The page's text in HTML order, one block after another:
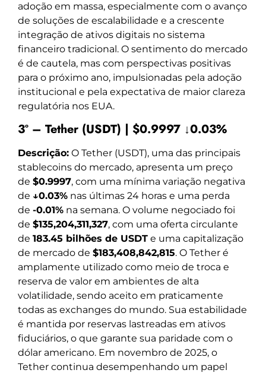
adoção em massa, especialmente com o avanço
de soluções de escalabilidade e a crescente
integração de ativos digitais no sistema
financeiro tradicional. O sentimento do mercado
é de cautela, mas com perspectivas positivas
para o próximo ano, impulsionadas pela adoção
institucional e pela expectativa de maior clareza
regulatória nos EUA.
3º – Tether (USDT) | $0.9997 ↓0.03%
Descrição: O Tether (USDT), uma das principais
stablecoins do mercado, apresenta um preço
de $0.9997, com uma mínima variação negativa
de ↓0.03% nas últimas 24 horas e uma perda
de -0.01% na semana. O volume negociado foi
de $135,204,311,327, com uma oferta circulante
de 183.45 bilhões de USDT e uma capitalização
de mercado de $183,408,842,815. O Tether é
amplamente utilizado como meio de troca e
reserva de valor em ambientes de alta
volatilidade, sendo aceito em praticamente
todas as exchanges do mundo. Sua estabilidade
é mantida por reservas lastreadas em ativos
fiduciários, o que garante sua paridade com o
dólar americano. Em novembro de 2025, o
Tether continua desempenhando um papel